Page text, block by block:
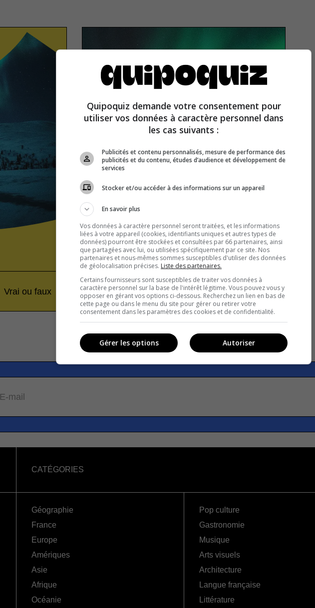
Vrai ou faux
Les aurores polaires
Sciences naturelles Vrai ou faux
E-mail
CATÉGORIES
Géographie
France
Europe
Amériques
Asie
Afrique
Océanie
Pop culture
Gastronomie
Musique
Arts visuels
Architecture
Langue française
Littérature
Quipoquiz demande votre consentement pour
utiliser vos données à caractère personnel dans
les cas suivants :
Publicités et contenu personnalisés, mesure de performance des
publicités et du contenu, études d’audience et développement de
services
Stocker et/ou accéder à des informations sur un appareil
En savoir plus
Vos données à caractère personnel seront traitées, et les informations
liées à votre appareil (cookies, identifiants uniques et autres types de
données) pourront être stockées et consultées par 66 partenaires, ainsi
que partagées avec lui, ou utilisées spécifiquement par ce site. Nos
partenaires et nous-mêmes sommes susceptibles d'utiliser des données
de géolocalisation précises. Liste des partenaires.
Certains fournisseurs sont susceptibles de traiter vos données à
caractère personnel sur la base de l'intérêt légitime. Vous pouvez vous y
opposer en gérant vos options ci-dessous. Recherchez un lien en bas de
cette page ou dans le menu du site pour gérer ou retirer votre
consentement dans les paramètres des cookies et de confidentialité.
Autoriser
Gérer les options